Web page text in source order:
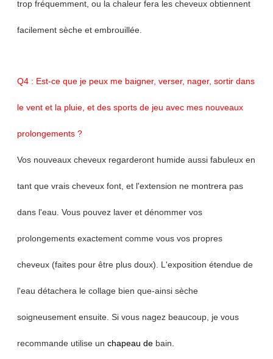
trop fréquemment, ou la chaleur fera les cheveux obtiennent
facilement sèche et embrouillée.
Q4 : Est-ce que je peux me baigner, verser, nager, sortir dans
le vent et la pluie, et des sports de jeu avec mes nouveaux
prolongements ?
Vos nouveaux cheveux regarderont humide aussi fabuleux en
tant que vrais cheveux font, et l'extension ne montrera pas
dans l'eau. Vous pouvez laver et dénommer vos
prolongements exactement comme vous vos propres
cheveux (faites pour être plus doux). L'exposition étendue de
l'eau détachera le collage bien que-ainsi sèche
soigneusement ensuite. Si vous nagez beaucoup, je vous
recommande utilise un chapeau debain.